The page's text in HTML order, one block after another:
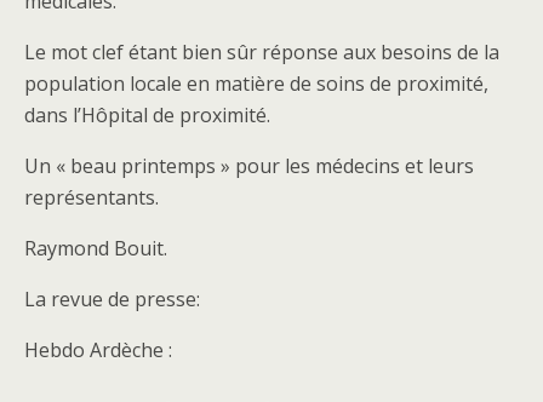
Le mot clef étant bien sûr réponse aux besoins de la
population locale en matière de soins de proximité,
dans l’Hôpital de proximité.
Un « beau printemps » pour les médecins et leurs
représentants.
Raymond Bouit.
La revue de presse:
Hebdo Ardèche :